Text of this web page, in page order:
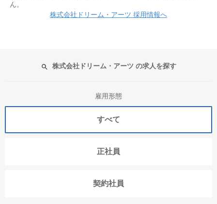
ん。
株式会社ドリーム・アーツ 採用情報へ
株式会社ドリーム・アーツ の求人を探す
雇用形態
すべて
正社員
契約社員